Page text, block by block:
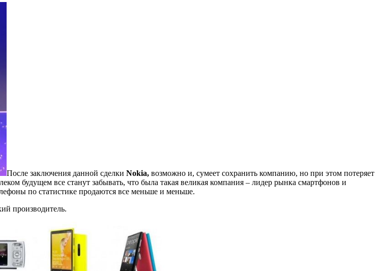
После заключения данной сделки Nokia, возможно и, сумеет сохранить компанию, но при этом потеряет
будущем все станут забывать, что была такая великая компания – лидер рынка смартфонов и
по статистике продаются все меньше и меньше.
производитель.